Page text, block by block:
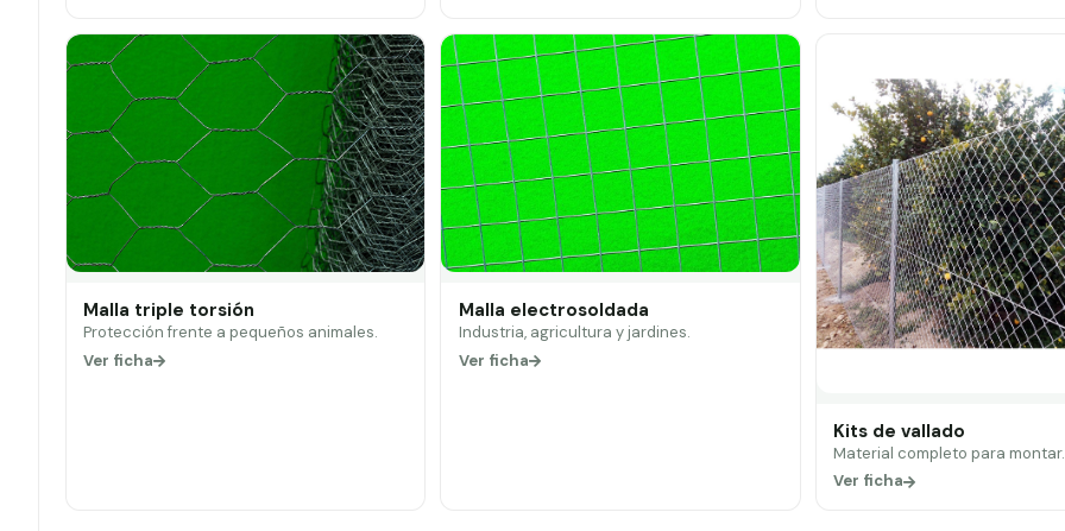
Malla triple torsión
Protección frente a pequeños animales.
Ver ficha
Malla electrosoldada
Industria, agricultura y jardines.
Ver ficha
Kits de vallado
Material completo para montar.
Ver ficha